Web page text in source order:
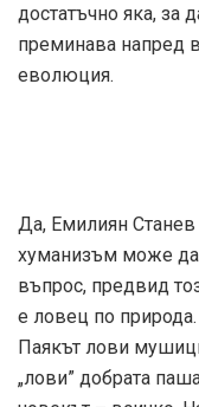
достатъчно яка, за
преминава напред
еволюция.
Да, Емилиян
хуманизъм може да
въпрос, предвид
е ловец по
Паякът лови
„лови” добрата